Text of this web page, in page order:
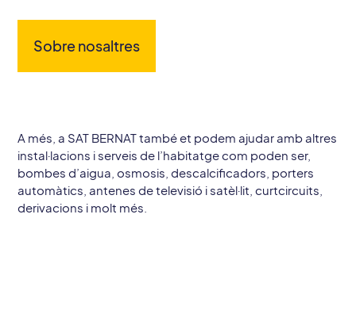
Sobre nosaltres
A més, a SAT BERNAT també et podem ajudar amb altres
instal·lacions i serveis de l’habitatge com poden ser,
bombes d’aigua, osmosis, descalcificadors, porters
automàtics, antenes de televisió i satèl·lit, curtcircuits,
derivacions i molt més.